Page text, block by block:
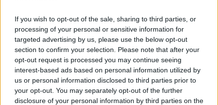
If you wish to opt-out of the sale, sharing to third parties, or
processing of your personal or sensitive information for
targeted advertising by us, please use the below opt-out
section to confirm your selection. Please note that after your
opt-out request is processed you may continue seeing
interest-based ads based on personal information utilized by
us or personal information disclosed to third parties prior to
your opt-out. You may separately opt-out of the further
disclosure of your personal information by third parties on the